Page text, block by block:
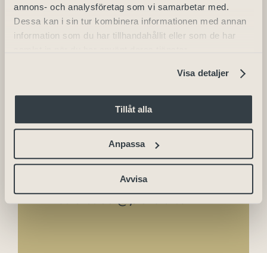
annons- och analysföretag som vi samarbetar med.
Dessa kan i sin tur kombinera informationen med annan
information som du har tillhandahållit eller som de har
Visa detaljer
Tillåt alla
Anpassa
Avvisa
Datum:
2025-04-17
Skara Stadshotell
+46 (0) 511 - 240 50
info.skarastadt@julahotell.se